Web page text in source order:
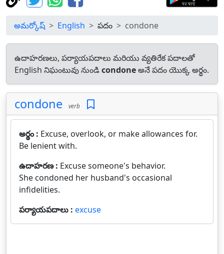
అమర్కోష్ English పదం condone
ఉదాహరణలు, పర్యాయపదాలు మరియు వ్యతిరేక పదాలతో
English నిఘంటువు నుండిcondoneఅనే పదం యొక్క అర్థం.
condone verb
అర్థం : Excuse, overlook, or make allowances for.
Be lenient with.
ఉదాహరణ : Excuse someone's behavior.
She condoned her husband's occasional
infidelities.
పర్యాయపదాలు : excuse